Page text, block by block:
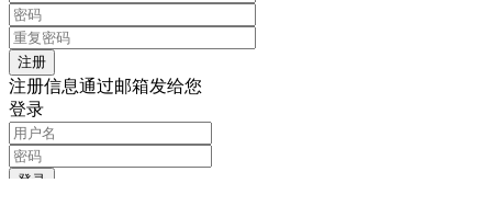
注册信息通过邮箱发给您
登录